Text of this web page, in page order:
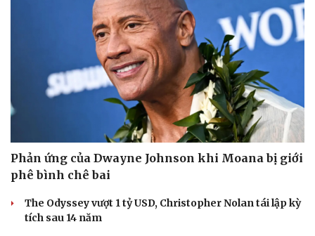
Phản ứng của Dwayne Johnson khi Moana bị giới
phê bình chê bai
The Odyssey vượt 1 tỷ USD, Christopher Nolan tái lập kỳ
tích sau 14 năm